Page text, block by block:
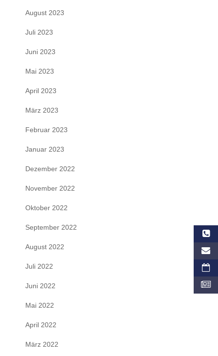
August 2023
Juli 2023
Juni 2023
Mai 2023
April 2023
März 2023
Februar 2023
Januar 2023
Dezember 2022
November 2022
Oktober 2022
September 2022
August 2022
Juli 2022
Juni 2022
Mai 2022
April 2022
März 2022